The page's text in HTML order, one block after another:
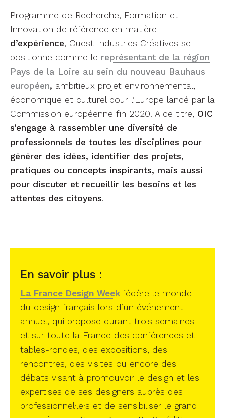
Programme de Recherche, Formation et
Innovation de référence en matière
d’expérience, Ouest Industries Créatives se
positionne comme le représentant de la région
Pays de la Loire au sein du nouveau Bauhaus
européen, ambitieux projet environnemental,
économique et culturel pour l’Europe lancé par la
Commission européenne fin 2020. A ce titre, OIC
s’engage à rassembler une diversité de
professionnels de toutes les disciplines pour
générer des idées, identifier des projets,
pratiques ou concepts inspirants, mais aussi
pour discuter et recueillir les besoins et les
attentes des citoyens.
En savoir plus :
La France Design Week fédère le monde
du design français lors d’un événement
annuel, qui propose durant trois semaines
et sur toute la France des conférences et
tables-rondes, des expositions, des
rencontres, des visites ou encore des
débats visant à promouvoir le design et les
expertises de ses designers auprès des
professionnel·le·s et de sensibiliser le grand